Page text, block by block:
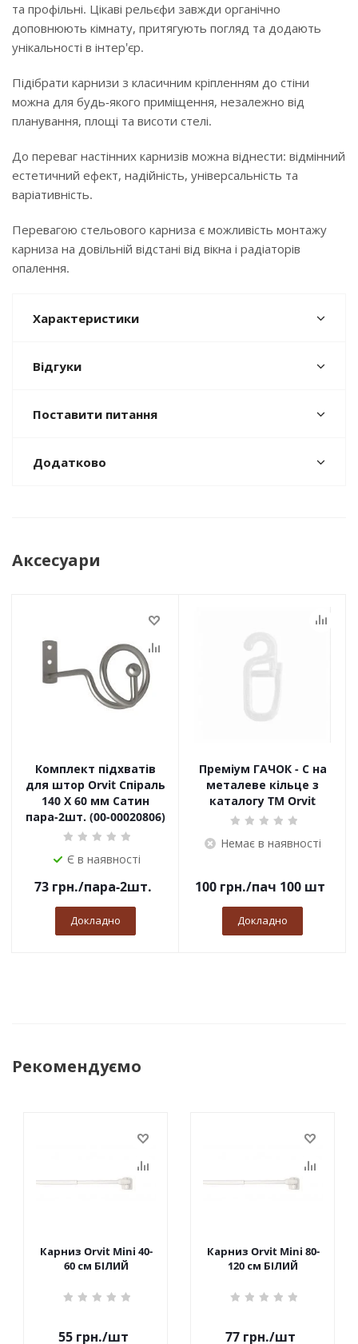
та профільні. Цікаві рельєфи завжди органічно
доповнюють кімнату, притягують погляд та додають
унікальності в інтер'єр.
Підібрати карнизи з класичним кріпленням до стіни
можна для будь-якого приміщення, незалежно від
планування, площі та висоти стелі.
До переваг настінних карнизів можна віднести: відмінний
естетичний ефект, надійність, універсальність та
варіативність.
Перевагою стельового карниза є можливість монтажу
карниза на довільній відстані від вікна і радіаторів
опалення.
Характеристики
Відгуки
Поставити питання
Додатково
Аксесуари
Комплект підхватів
для штор Orvit Спіраль
140 Х 60 мм Сатин
пара-2шт. (00-00020806)
Є в наявності
73грн./пара-2шт.
Докладно
Преміум ГАЧОК - С на
металеве кільце з
каталогу TM Orvit
Немає в наявності
100грн./пач 100 шт
Докладно
Рекомендуємо
Карниз Orvit Mini 40-
60 см БІЛИЙ
55грн./шт
Карниз Orvit Mini 80-
120 см БІЛИЙ
77грн./шт